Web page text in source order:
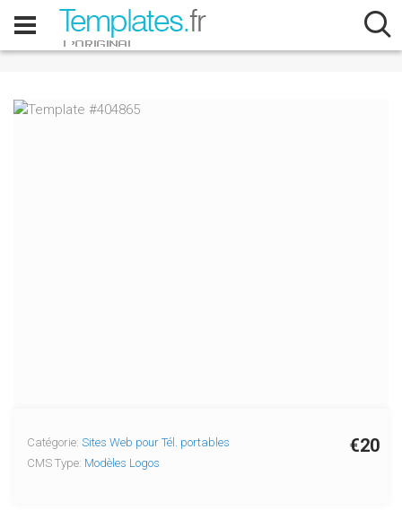
€20
Catégorie: Sites Web pour Tél. portables
CMS Type: Modèles Logos